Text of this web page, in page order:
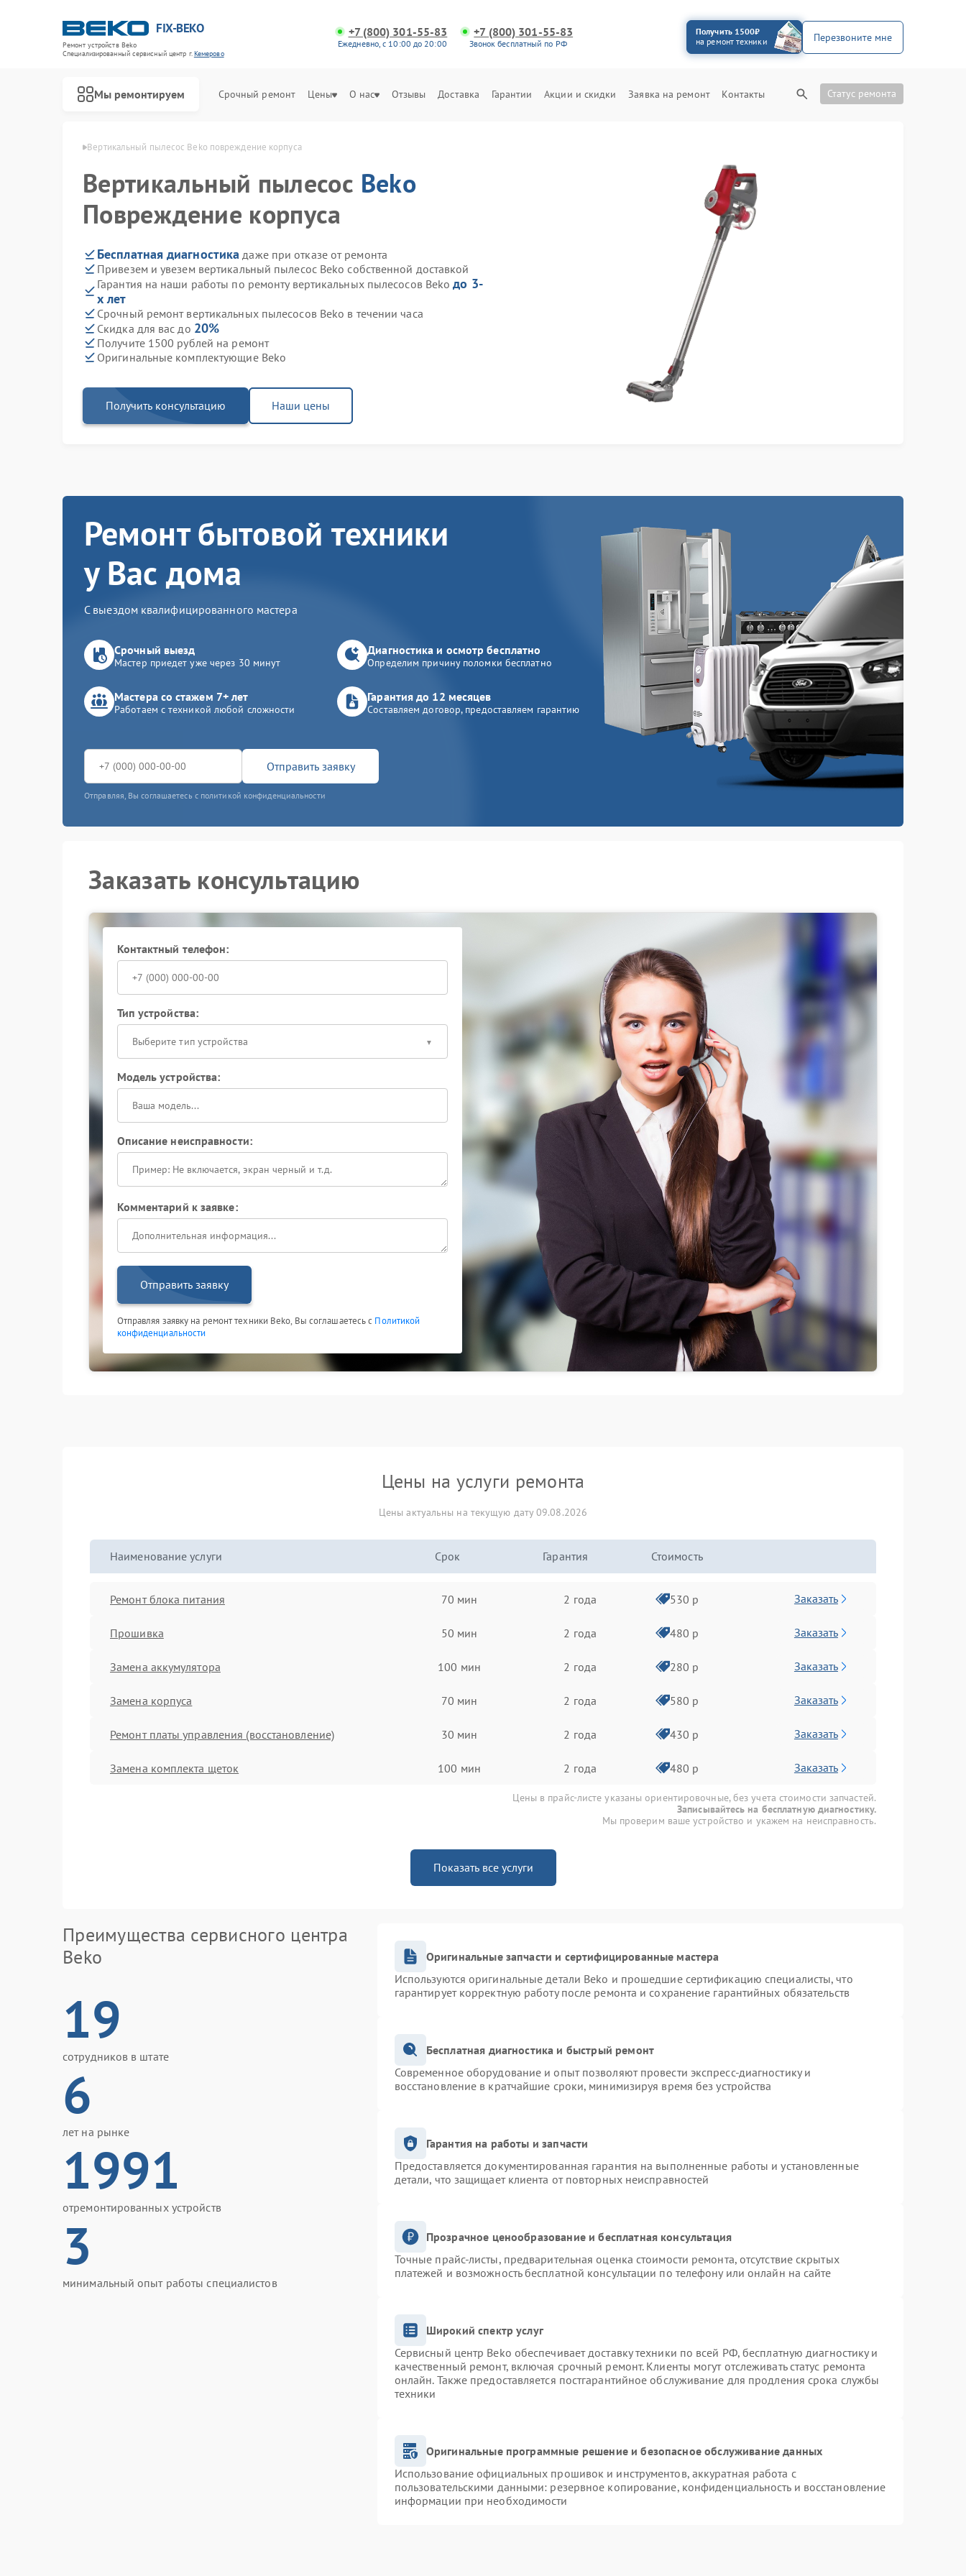
FIX-BEKO
Ремонт устройств Beko
Специализированный cервисный центр г.Кемерово
+7 (800) 301-55-83
Ежедневно, с 10:00 до 20:00
+7 (800) 301-55-83
Звонок бесплатный по РФ
Получить 1500₽
на ремонт техники
Перезвоните мне
Мы ремонтируем Срочный ремонт Цены О нас Отзывы Доставка Гарантии Акции и скидки Заявка на ремонт Контакты Статус ремонта
Beko в Кемерово Вертикальный пылесос Beko повреждение корпуса
Вертикальный пылесос Beko
Повреждение корпуса
Бесплатная диагностика даже при отказе от ремонта
Привезем и увезем вертикальный пылесос Beko собственной доставкой
Гарантия на наши работы по ремонту вертикальных пылесосов Bekoдо 3-
х лет
Срочный ремонт вертикальных пылесосов Beko в течении часа
Скидка для вас до 20%
Получите 1500 рублей на ремонт
Оригинальные комплектующие Beko
Получить консультацию Наши цены
Ремонт бытовой техники
у Вас дома
С выездом квалифицированного мастера
Срочный выезд
Мастер приедет уже через 30 минут
Диагностика и осмотр бесплатно
Определим причину поломки бесплатно
Мастера со стажем 7+ лет
Работаем с техникой любой сложности
Гарантия до 12 месяцев
Составляем договор, предоставляем гарантию
Отправить заявку
Отправляя, Вы соглашаетесь с политикой конфиденциальности
Заказать консультацию
Контактный телефон:
Тип устройства:
Выберите тип устройства
Модель устройства:
Описание неисправности:
Комментарий к заявке:
Отправить заявку
Отправляя заявку на ремонт техники Beko, Вы соглашаетесь с Политикой
конфиденциальности
Цены на услуги ремонта
Цены актуальны на текущую дату 09.08.2026
Наименование услуги Срок Гарантия Стоимость
Ремонт блока питания 70 мин 2 года 530 р Заказать
Прошивка 50 мин 2 года 480 р Заказать
Замена аккумулятора 100 мин 2 года 280 р Заказать
Замена корпуса 70 мин 2 года 580 р Заказать
Ремонт платы управления (восстановление) 30 мин 2 года 430 р Заказать
Замена комплекта щеток 100 мин 2 года 480 р Заказать
Цены в прайс-листе указаны ориентировочные, без учета стоимости запчастей.
Записывайтесь на бесплатную диагностику.
Мы проверим ваше устройство и укажем на неисправность.
Показать все услуги
Преимущества сервисного центра
Beko
19
сотрудников в штате
6
лет на рынке
1991
отремонтированных устройств
3
минимальный опыт работы специалистов
Оригинальные запчасти и сертифицированные мастера
Используются оригинальные детали Beko и прошедшие сертификацию специалисты, что
гарантирует корректную работу после ремонта и сохранение гарантийных обязательств
Бесплатная диагностика и быстрый ремонт
Современное оборудование и опыт позволяют провести экспресс-диагностику и
восстановление в кратчайшие сроки, минимизируя время без устройства
Гарантия на работы и запчасти
Предоставляется документированная гарантия на выполненные работы и установленные
детали, что защищает клиента от повторных неисправностей
Прозрачное ценообразование и бесплатная консультация
Точные прайс-листы, предварительная оценка стоимости ремонта, отсутствие скрытых
платежей и возможность бесплатной консультации по телефону или онлайн на сайте
Широкий спектр услуг
Сервисный центр Beko обеспечивает доставку техники по всей РФ, бесплатную диагностику и
качественный ремонт, включая срочный ремонт. Клиенты могут отслеживать статус ремонта
онлайн. Также предоставляется постгарантийное обслуживание для продления срока службы
техники
Оригинальные программные решение и безопасное обслуживание данных
Использование официальных прошивок и инструментов, аккуратная работа с
пользовательскими данными: резервное копирование, конфиденциальность и восстановление
информации при необходимости